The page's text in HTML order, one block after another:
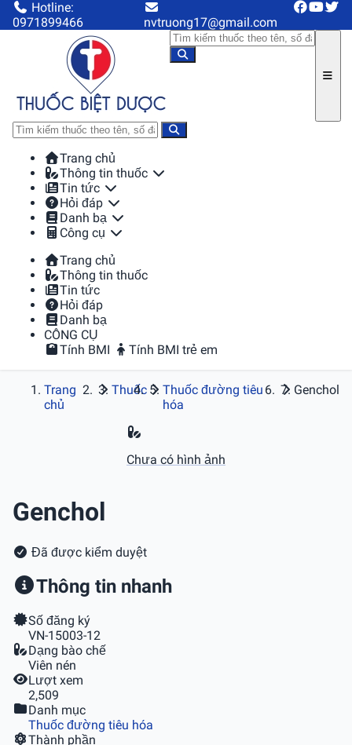
Hotline:
0971899466
nvtruong17@gmail.com
Trang chủ
Thông tin thuốc
Tin tức
Hỏi đáp
Danh bạ
Công cụ
Trang chủ
Thông tin thuốc
Tin tức
Hỏi đáp
Danh bạ
CÔNG CỤ
Tính BMI
Tính BMI trẻ em
Trang
chủ
Thuốc
Thuốc đường tiêu
hóa
Genchol
Chưa có hình ảnh
Genchol
Đã được kiểm duyệt
Thông tin nhanh
Số đăng ký
VN-15003-12
Dạng bào chế
Viên nén
Lượt xem
2,509
Danh mục
Thuốc đường tiêu hóa
Thành phần